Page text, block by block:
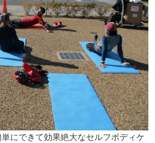
にできて効果絶大なセルフボディケ